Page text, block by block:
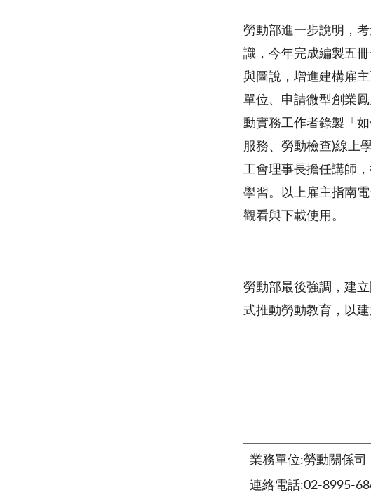
勞動部進一步說明，
識，今年完成編製五
與圖說，增進建構雇
單位、申請微型創業
動實務工作者錄製「
服務、勞動檢查)線上
工會理事長擔任講師
學習。以上雇主指南
觀看與下載使用。
勞動部最後強調，建
式推動勞動教育，以
業務單位:勞動關係司
連絡電話:02-8995-